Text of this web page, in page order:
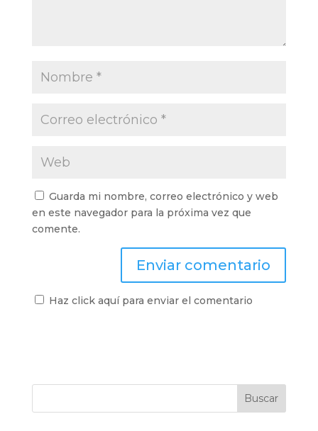
Guarda mi nombre, correo electrónico y web
en este navegador para la próxima vez que
comente.
Haz click aquí para enviar el comentario